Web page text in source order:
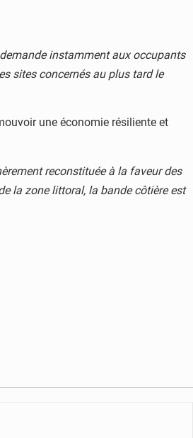
instamment aux occupants
sites concernés au plus tard le
une économie résiliente et
reconstituée à la faveur des
la zone littoral, la bande côtière est